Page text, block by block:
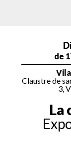
de
Claustre de
3,
La